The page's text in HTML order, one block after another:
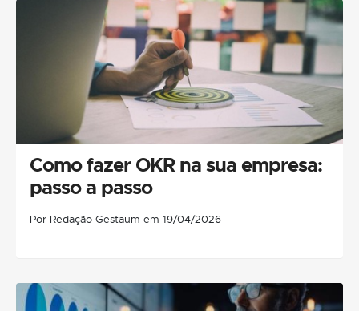
Como fazer OKR na sua empresa:
passo a passo
Por Redação Gestaum em 19/04/2026